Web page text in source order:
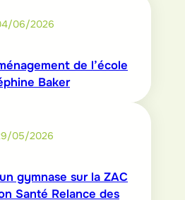
06/2026
de l’école
Baker
05/2026
gymnase sur la ZAC
Santé Relance des